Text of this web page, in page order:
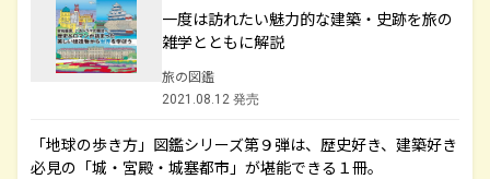
一度は訪れたい魅力的な建築・史跡を旅の
雑学とともに解説
旅の図鑑
2021.08.12 発売
「地球の歩き方」図鑑シリーズ第９弾は、歴史好き、建築好き
必見の「城・宮殿・城塞都市」が堪能できる１冊。